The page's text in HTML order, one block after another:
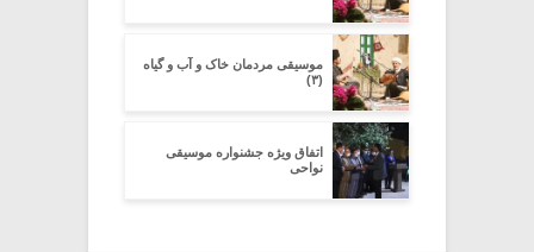
موسیقی مردمان خاک و آب و گیاه
(۳)
اتفاق ویژه جشنواره موسیقی
نواحی